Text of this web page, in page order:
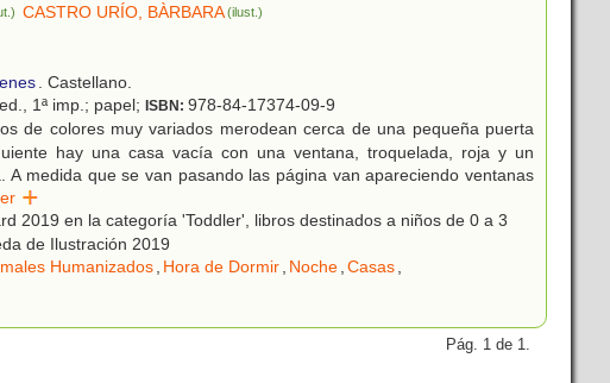
CASTRO URÍO, BÀRBARA(ilust.)
. Castellano.
1ª imp.; papel; ISBN: 978-84-17374-09-9
de colores muy variados merodean cerca de una pequeña puerta
hay una casa vacía con una ventana, troquelada, roja y un
A medida que se van pasando las página van apareciendo ventanas
2019 en la categoría 'Toddler', libros destinados a niños de 0 a 3
de Ilustración 2019
Humanizados, Hora de Dormir, Noche,Casas,
Pág. 1 de 1.